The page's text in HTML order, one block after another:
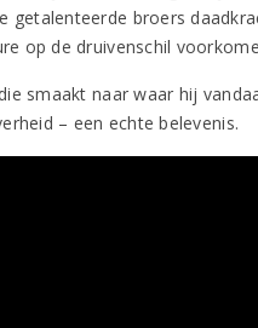
getalenteerde broers
op de druivenschil
smaakt naar waar hij
– een echte belevenis.